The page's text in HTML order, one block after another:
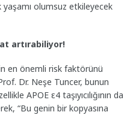
olumsuz etkileyecek
artırabiliyor!
en önemli risk faktörünü
Dr. Neşe Tuncer, bunun
APOE ε4 taşıyıcılığının da
“Bu genin bir kopyasına